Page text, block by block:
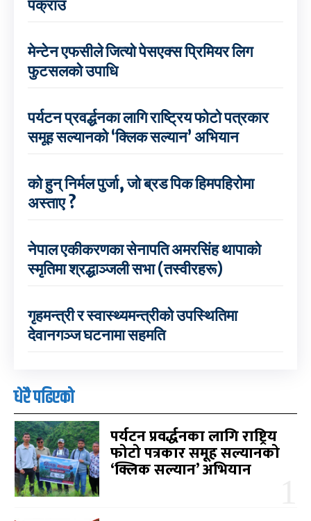
पक्राउ
मेन्टेन एफसीले जित्यो पेसएक्स प्रिमियर लिग
फुटसलको उपाधि
पर्यटन प्रवर्द्धनका लागि राष्ट्रिय फोटो पत्रकार
समूह सल्यानको ‘क्लिक सल्यान’ अभियान
को हुन् निर्मल पुर्जा, जो ब्रड पिक हिमपहिरोमा
अस्ताए ?
नेपाल एकीकरणका सेनापति अमरसिंह थापाको
स्मृतिमा श्रद्धाञ्जली सभा (तस्वीरहरू)
गृहमन्त्री र स्वास्थ्यमन्त्रीको उपस्थितिमा
देवानगञ्ज घटनामा सहमति
धेरै पढिएको
पर्यटन प्रवर्द्धनका लागि राष्ट्रिय
फोटो पत्रकार समूह सल्यानको
‘क्लिक सल्यान’ अभियान